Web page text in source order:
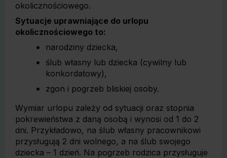
okolicznościowego.
Sytuacje uprawniające do urlopu
okolicznościowego to:
narodziny dziecka,
ślub własny lub dziecka (cywilny lub
konkordatowy),
zgon i pogrzeb bliskiej osoby.
Wymiar urlopu zależy od sytuacji oraz stopnia
pokrewieństwa z daną osobą i wynosi od 1 do 2
dni. Przykładowo, na ślub własny pracownikowi
przysługują 2 dni wolnego, a na ślub swojego
dziecka – 1 dzień. Na pogrzeb rodzica przysługuje